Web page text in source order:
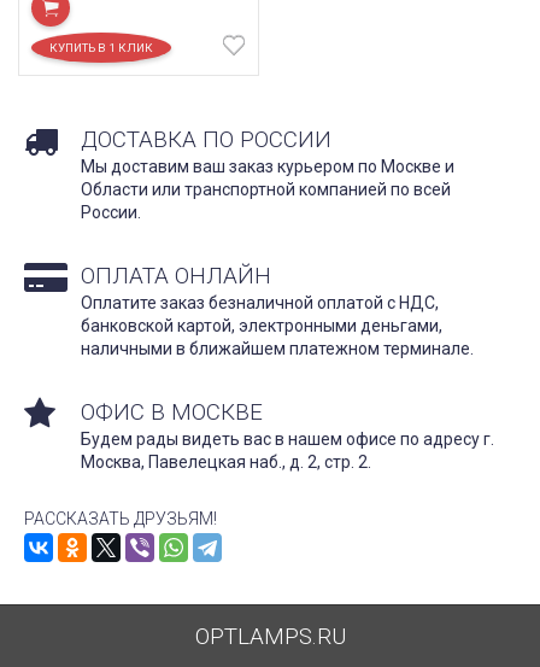
ДОСТАВКА ПО РОССИИ
Мы доставим ваш заказ курьером по Москве и
Области или транспортной компанией по всей
России.
ОПЛАТА ОНЛАЙН
Оплатите заказ безналичной оплатой с НДС,
банковской картой, электронными деньгами,
наличными в ближайшем платежном терминале.
ОФИС В МОСКВЕ
Будем рады видеть вас в нашем офисе по адресу г.
Москва, Павелецкая наб., д. 2, стр. 2.
РАССКАЗАТЬ ДРУЗЬЯМ!
OPTLAMPS.RU